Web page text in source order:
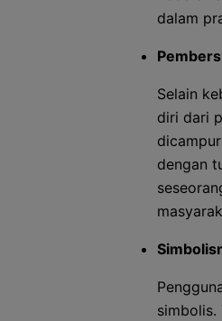
dalam
Selain
diri dari
dengan
simbolis.